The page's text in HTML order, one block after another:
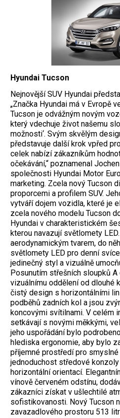
Hyundai Tucson
Nejnovější SUV Hyundai
„Značka Hyundai má v Evropě
Tucson je odvážným novým
který vdechuje život našemu
možnosti‘. Svým skvělým
představuje další krok vpřed
celek nabízí zákazníkům
očekávání,“ poznamenal
společnosti Hyundai Motor
marketing. Zcela nový Tucson
proporcemi a profilem SUV.
vytváří dojem vozidla, které je
zcela nového modelu Tucson
Hyundai v charakteristickém
kterou navazují světlomety
aerodynamickým tvarem, do
světlomety LED pro denní
jedinečný styl a vizuálně
Posunutím střešních sloupků
vizuálnímu oddělení od dlouhé
čistý design s horizontálními
podběhů zadních kol a jsou
koncovými svítilnami. V celém
setkávají s novými měkkými,
jeho uspořádání bylo
hlediska ergonomie, aby bylo
příjemné prostředí pro
jednoduchost středové
horizontální orientací.
vínově červeném odstínu,
zákazníci získat v ušlechtilé
sofistikovanosti. Nový Tucson
zavazadlového prostoru 513